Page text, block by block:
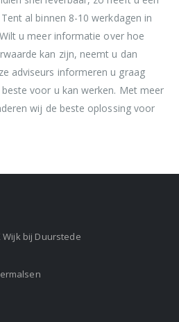
al binnen 8-10 werkdagen in
u meer informatie over hoe
kan zijn, neemt u dan
adviseurs informeren u graag
voor u kan werken. Met meer
wij de beste oplossing voor
Wijk bij Duurstede